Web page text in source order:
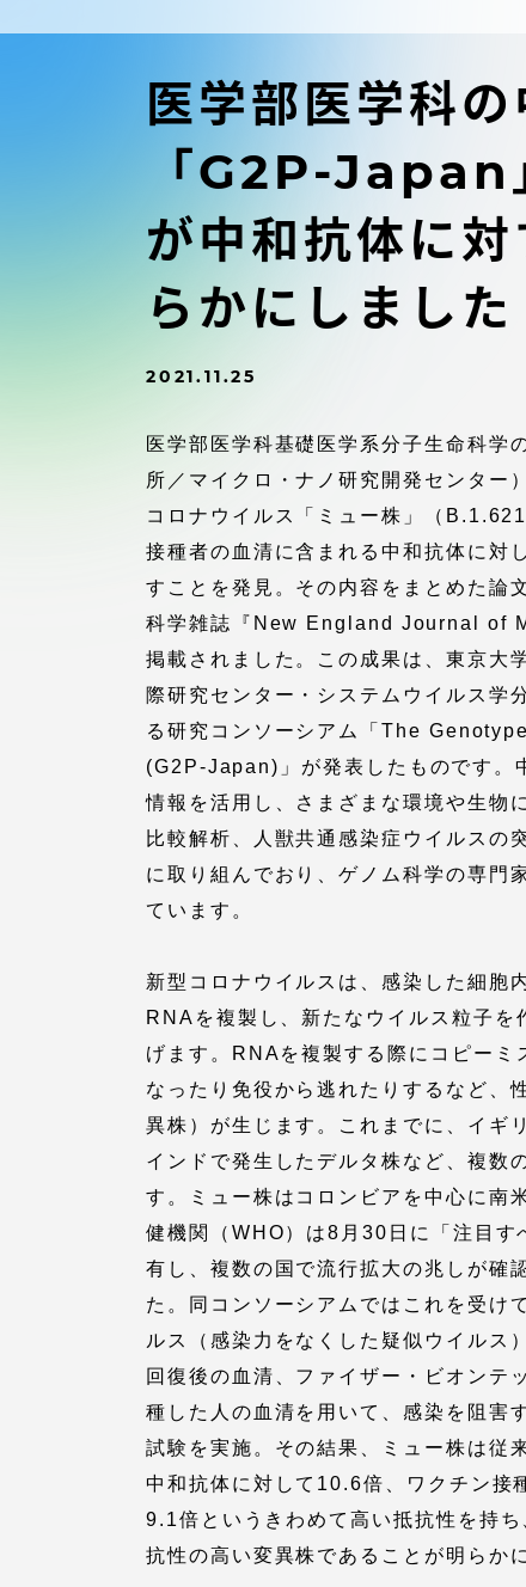
医学部医学科
「G2P-Japan
が中和抗体に
らかにしました
2021.11.25
医学部医学科基礎医学系分子生命科学
所／マイクロ・ナノ研究開発センター
コロナウイルス「ミュー株」（
接種者の血清に含まれる中和抗体に対
すことを発見。その内容をまとめた論
科学雑誌『New England Journal of
掲載されました。この成果は、東京大
際研究センター・システムウイルス学
る研究コンソーシアム「The
(G2P-Japan)」が発表したものです。
情報を活用し、さまざまな環境や生物
比較解析、人獣共通感染症ウイルスの
に取り組んでおり、ゲノム科学の専門
ています。
新型コロナウイルスは、感染した細胞
RNAを複製し、新たなウイルス粒子を
げます。RNAを複製する際にコピーミ
なったり免役から逃れたりするなど、
異株）が生じます。これまでに、イギ
インドで発生したデルタ株など、複数
す。ミュー株はコロンビアを中心に南
健機関（WHO）は8月30日に「注目す
有し、複数の国で流行拡大の兆しが確
た。同コンソーシアムではこれを受け
ルス（感染力をなくした疑似ウイルス
回復後の血清、ファイザー・ビオンテ
種した人の血清を用いて、感染を阻害
試験を実施。その結果、ミュー株は従
中和抗体に対して10.6倍、ワクチン接
9.1倍というきわめて高い抵抗性を持
抗性の高い変異株であることが明らか
コンプライアンス
在学生の皆様
教育・研究組織について
スポー
研究所
付属図
東海大
グローバルネットワーク
グローバルネットワーク
海外派遣留学プログラム –
TOKAI Outbound
留学生への情報 – TOKAI
Inbound
海外ネットワーク
Global Programs
特色ある国際活動
グローバル大学へ向けた取り組
みのための基本理念
語学教育センター
学外連
学外連
産官学
地域連携
情報）